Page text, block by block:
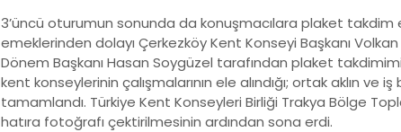
3’üncü oturumun sonunda da konuşmacılara plaket takdim
emeklerinden dolayı Çerkezköy Kent Konseyi Başkanı
Dönem Başkanı Hasan Soygüzel tarafından plaket takdimimi
kent konseylerinin çalışmalarının ele alındığı; ortak aklın ve
tamamlandı. Türkiye Kent Konseyleri Birliği Trakya Bölge
hatıra fotoğrafı çektirilmesinin ardından sona erdi.